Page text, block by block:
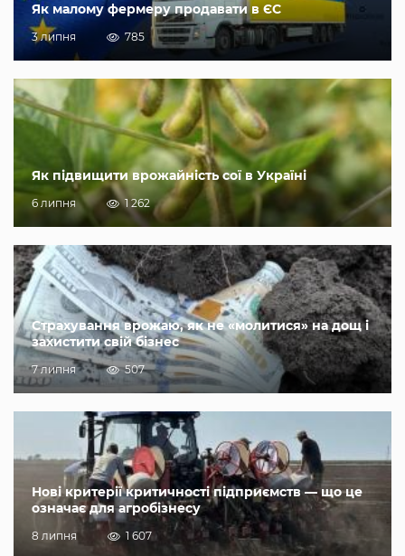
Як малому фермеру продавати в ЄС
3 липня 785
Як підвищити врожайність сої в Україні
6 липня 1 262
Страхування врожаю, як не «молитися» на дощ і
захистити свій бізнес
7 липня 507
Нові критерії критичності підприємств — що це
означає для агробізнесу
8 липня 1 607